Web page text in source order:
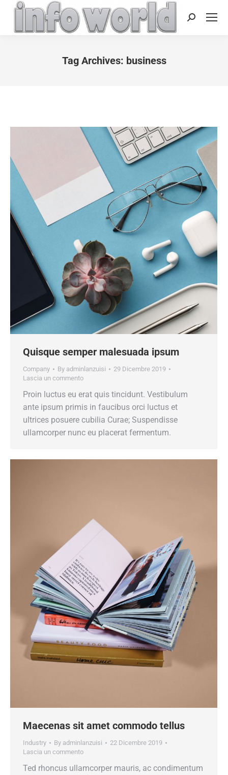
Search:
Tag Archives: business
Quisque semper malesuada ipsum
Company By adminlanzuisi
29 Dicembre 2019
Lascia un commento
Proin luctus eu erat quis tincidunt. Vestibulum
ante ipsum primis in faucibus orci luctus et
ultrices posuere cubilia Curae; Suspendisse
ullamcorper nunc eu placerat fermentum.
Maecenas sit amet commodo tellus
Industry By adminlanzuisi
22 Dicembre 2019
Lascia un commento
Ted rhoncus ullamcorper mauris, ac condimentum